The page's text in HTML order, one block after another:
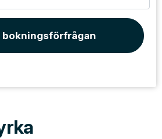
bokningsförfrågan